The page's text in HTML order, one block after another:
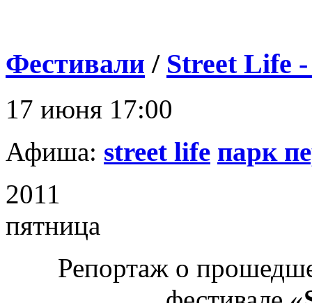
Фестивали / Street Life -
17 июня 17:00
Афиша: street life парк
2011
пятница
Репортаж о